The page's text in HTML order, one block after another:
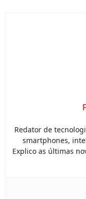
Redator de
smartphones,
Explico as últimas